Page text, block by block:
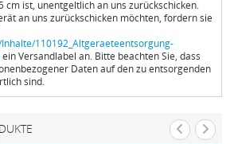
cm ist, unentgeltlich an uns zurückschicken.
an uns zurückschicken möchten, fordern sie
110192_Altgeraeteentsorgung-
ein Versandlabel an. Bitte beachten Sie, dass
Daten auf den zu entsorgenden
sind.